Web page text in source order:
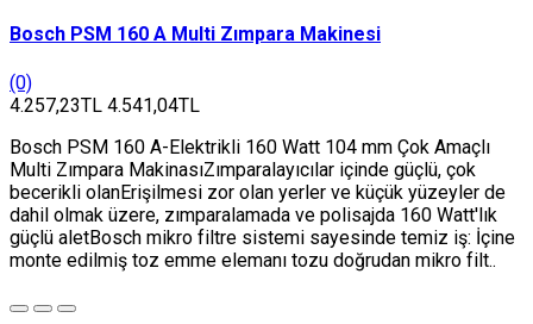
Bosch PSM 160 A Multi Zımpara Makinesi
(0)
4.257,23TL 4.541,04TL
Bosch PSM 160 A-Elektrikli 160 Watt 104 mm Çok Amaçlı
Multi Zımpara MakinasıZımparalayıcılar içinde güçlü, çok
becerikli olanErişilmesi zor olan yerler ve küçük yüzeyler de
dahil olmak üzere, zımparalamada ve polisajda 160 Watt'lık
güçlü aletBosch mikro filtre sistemi sayesinde temiz iş: İçine
monte edilmiş toz emme elemanı tozu doğrudan mikro filt..